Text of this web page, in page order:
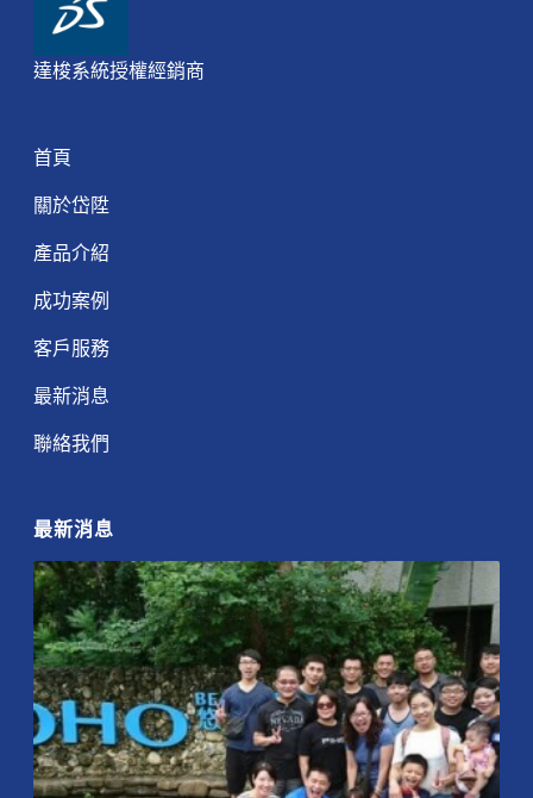
達梭系統授權經銷商
首頁
關於岱陞
產品介紹
成功案例
客戶服務
最新消息
聯絡我們
最新消息